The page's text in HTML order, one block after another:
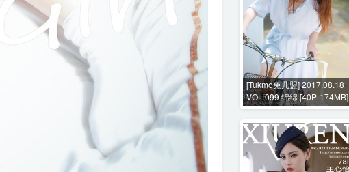
[Tukmo兔几盟] 2017.08.18
VOL.099 绵绵 [40P-174MB]